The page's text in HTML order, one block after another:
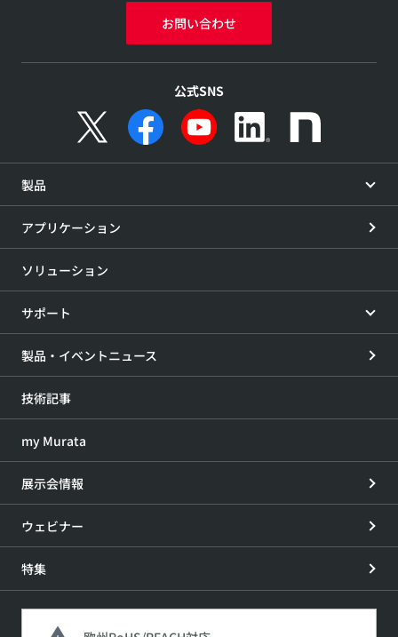
お問い合わせ
公式SNS
製品
アプリケーション
ソリューション
サポート
製品・イベントニュース
技術記事
my Murata
展示会情報
ウェビナー
特集